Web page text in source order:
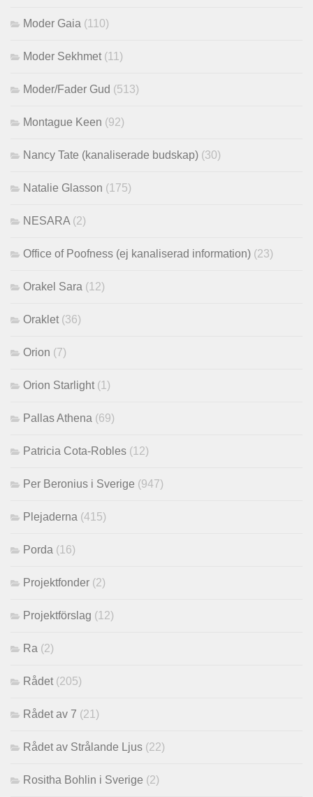
Moder Gaia (110)
Moder Sekhmet (11)
Moder/Fader Gud (513)
Montague Keen (92)
Nancy Tate (kanaliserade budskap) (30)
Natalie Glasson (175)
NESARA (2)
Office of Poofness (ej kanaliserad information) (23)
Orakel Sara (12)
Oraklet (36)
Orion (7)
Orion Starlight (1)
Pallas Athena (69)
Patricia Cota-Robles (12)
Per Beronius i Sverige (947)
Plejaderna (415)
Porda (16)
Projektfonder (2)
Projektförslag (12)
Ra (2)
Rådet (205)
Rådet av 7 (21)
Rådet av Strålande Ljus (22)
Rositha Bohlin i Sverige (2)